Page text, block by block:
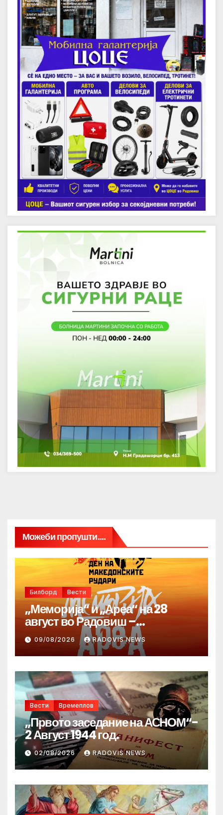
Можеби пропушти....
Билборд Вести
„Меморија“ и „Ареа“ на 28
август во Радовиш –
продолжува традицијата за
Денот на македонските рудари
09/08/2026 RADOVIS NEWS
Вести Времеплов
„Првото заседание на АСНОМ“-
2 Август 1944 год.
02/08/2026 RADOVIS NEWS